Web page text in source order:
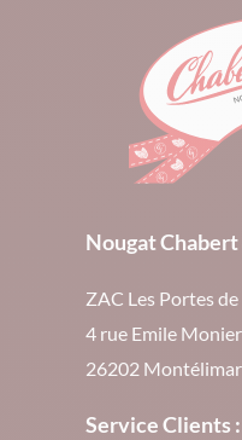
Nougat
ZAC Les Portes
4 rue Emile
26202
Service Clients :